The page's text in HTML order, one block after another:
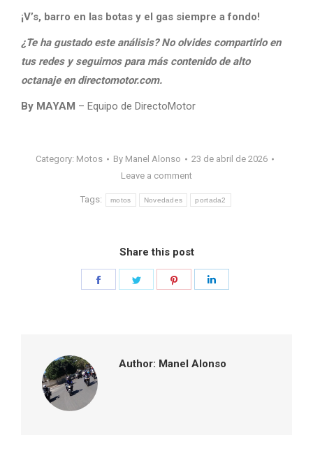
¡V’s, barro en las botas y el gas siempre a fondo!
¿Te ha gustado este análisis? No olvides compartirlo en
tus redes y seguirnos para más contenido de alto
octanaje en directomotor.com.
By MAYAM – Equipo de DirectoMotor
Category: Motos By Manel Alonso
23 de abril de 2026
Leave a comment
Tags: motos Novedades portada2
Share this post
Author: Manel Alonso